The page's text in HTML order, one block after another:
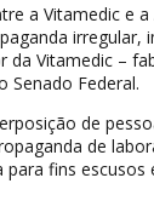
a Vitamedic e
irregular,
Vitamedic –
Senado Federal.
de
de
fins escusos